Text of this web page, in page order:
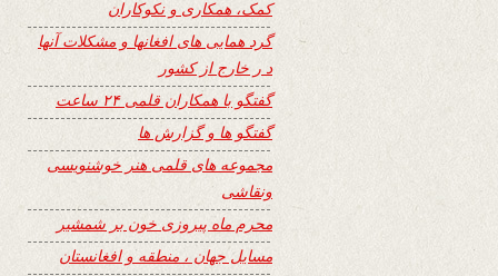
کمک، همکاری و نکوکاران
گرد همایی های افغانها و مشکلات آنها
د ر خارج از کشور
گفتگو با همکاران قلمی ۲۴ ساعت
گفتگو ها و گزارش ها
مجموعه های قلمی هنر خوشنویسی
ونقاشی
محرم ماه پیروزی خون بر شمشیر
مسایل جهان ، منطقه و افغانستان